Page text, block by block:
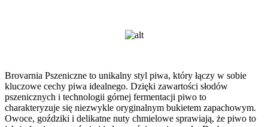
Brovarnia Pszeniczne to unikalny styl piwa, który łączy w sobie
kluczowe cechy piwa idealnego. Dzięki zawartości słodów
pszenicznych i technologii górnej fermentacji piwo to
charakteryzuje się niezwykle oryginalnym bukietem zapachowym.
Owoce, goździki i delikatne nuty chmielowe sprawiają, że piwo to